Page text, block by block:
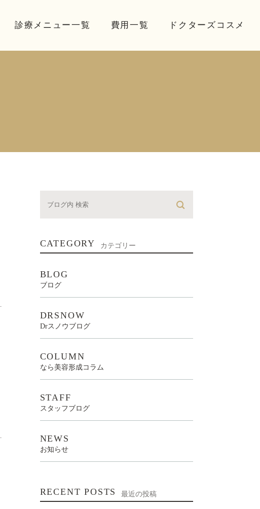
診療メニュー一覧 費用一覧 ドクターズコスメ
CATEGORY カテゴリー
BLOG
ブログ
DRSNOW
Drスノウブログ
COLUMN
なら美容形成コラム
STAFF
スタッフブログ
NEWS
お知らせ
RECENT POSTS 最近の投稿